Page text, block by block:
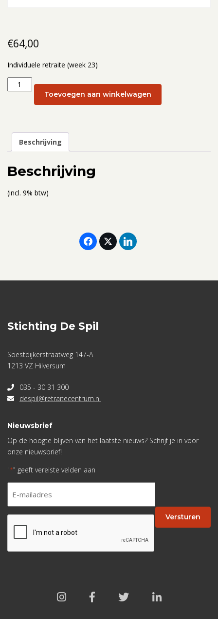
€64,00
Individuele retraite (week 23)
Individuele
retraite
aantal
Toevoegen aan winkelwagen
Beschrijving
Beschrijving
(incl. 9% btw)
Stichting De Spil
Soestdijkerstraatweg 147-A
1213 VZ Hilversum
035 - 30 31 300
despil@retraitecentrum.nl
Nieuwsbrief
Op de hoogte blijven van het laatste nieuws? Schrijf je in voor
onze nieuwsbrief!
"*" geeft vereiste velden aan
* Versturen